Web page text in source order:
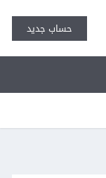
حساب جديد